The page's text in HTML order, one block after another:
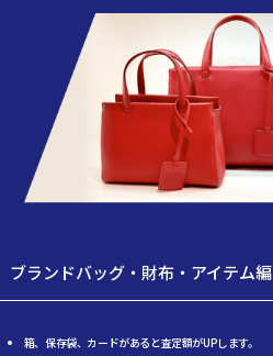
ブランドバッグ・財布・アイテム編
箱、保存袋、カードがあると査定額がUPします。